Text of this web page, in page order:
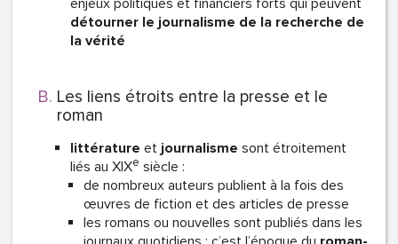
enjeux politiques et financiers forts qui peuvent
détourner le journalisme de la recherche de
la vérité
Les liens étroits entre la presse et le
roman
littérature et journalisme sont étroitement
liés au XIXe siècle :
de nombreux auteurs publient à la fois des
œuvres de fiction et des articles de presse
les romans ou nouvelles sont publiés dans les